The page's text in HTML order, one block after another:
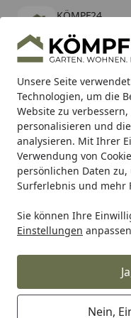
Unsere Seite
Technologien, um die
Website zu
personalisieren und
analysieren. Mit Ihrer
Verwendung von
persönlichen Daten
Surferlebnis und mehr
Sie können Ihre
Einstellungen
Nein,
KÖMPF24
kostenlos - Im App
Alle Produkte
Mein Konto
Suchen
Karibu Pools inkl.
Starterset
Startseite
Grill Weber Bowl
Weber Bowl
Performer 20